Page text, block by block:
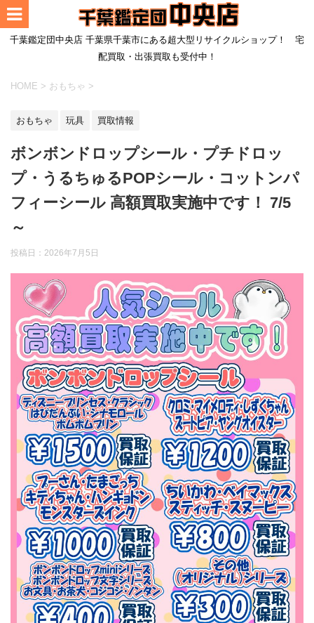
千葉鑑定団中央店 千葉県千葉市にある超大型リサイクルショップ！ 宅
配買取・出張買取も受付中！
HOME > おもちゃ >
おもちゃ 玩具 買取情報
ボンボンドロップシール・プチドロッ
プ・うるちゅるPOPシール・コットンパ
フィーシール 高額買取実施中です！ 7/5
～
投稿日： 2026年7月5日